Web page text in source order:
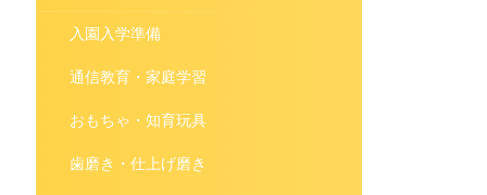
入園入学準備
通信教育・家庭学習
おもちゃ・知育玩具
歯磨き・仕上げ磨き